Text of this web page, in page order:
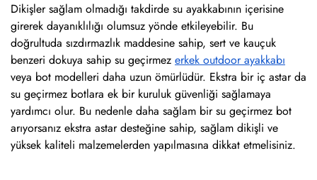
Dikişler sağlam olmadığı takdirde su ayakkabının içerisine
girerek dayanıklılığı olumsuz yönde etkileyebilir. Bu
doğrultuda sızdırmazlık maddesine sahip, sert ve kauçuk
benzeri dokuya sahip su geçirmez erkek outdoor ayakkabı
veya bot modelleri daha uzun ömürlüdür. Ekstra bir iç astar da
su geçirmez botlara ek bir kuruluk güvenliği sağlamaya
yardımcı olur. Bu nedenle daha sağlam bir su geçirmez bot
arıyorsanız ekstra astar desteğine sahip, sağlam dikişli ve
yüksek kaliteli malzemelerden yapılmasına dikkat etmelisiniz.